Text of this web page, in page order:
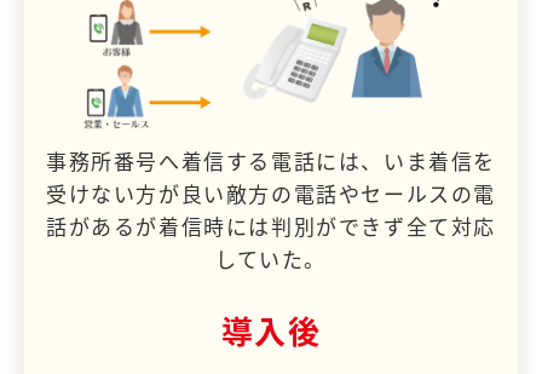
事務所番号へ着信する電話には、いま着信を
受けない方が良い敵方の電話やセールスの電
話があるが着信時には判別ができず全て対応
していた。
導入後